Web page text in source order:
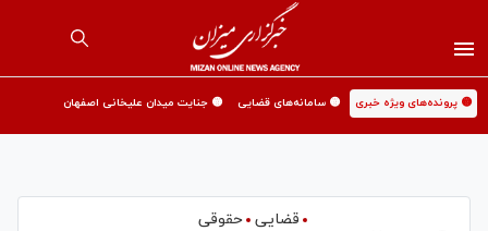
🟡 پرونده‌های ویژه خبری 🟡 سامانه‌های قضایی 🟡 جنایت میدان علیخانی اصفهان
قضایی حقوقی